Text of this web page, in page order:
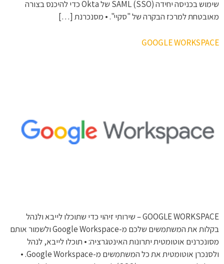
שימוש בכניסה יחידה SAML (SSO) של Okta כדי להיכנס בצורה
מאובטחת למרכז הבקרה של "סקיי". • מסנכרנת […]
GOOGLE WORKSPACE
GOOGLE WORKSPACE – שירותי זיהוי כדי שתוכלו לייבא ולנהל
בקלות את המשתמשים שלכם מ-Google Workspace ולשמור אותם
מסונכרנים אוטומטית יתרונות האינטגרציה: • תוכלו לייבא, לנהל
ולסנכרן אוטומטית את כל המשתמשים מ-Google Workspace. •